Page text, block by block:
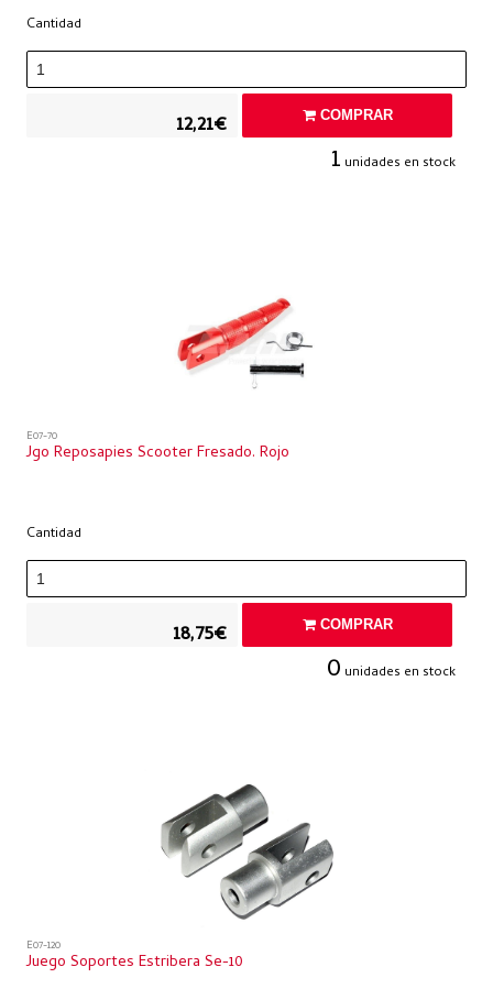
Cantidad
12,21€ COMPRAR
1 unidades en stock
E07-70
Jgo Reposapies Scooter Fresado. Rojo
Cantidad
18,75€ COMPRAR
0 unidades en stock
E07-120
Juego Soportes Estribera Se-10